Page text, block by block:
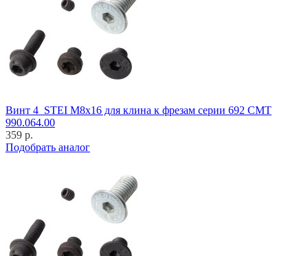
Винт 4_STEI M8x16 для клина к фрезам серии 692 CMT
990.064.00
359 р.
Подобрать аналог